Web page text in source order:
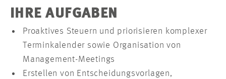
IHRE AUFGABEN
Proaktives Steuern und priorisieren komplexer
Terminkalender sowie Organisation von
Management-Meetings
Erstellen von Entscheidungsvorlagen,